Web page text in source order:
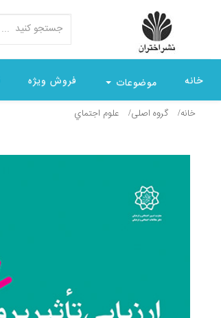
خانه موضوعات فروش ویژه
خانه گروه اصلی علوم اجتماي